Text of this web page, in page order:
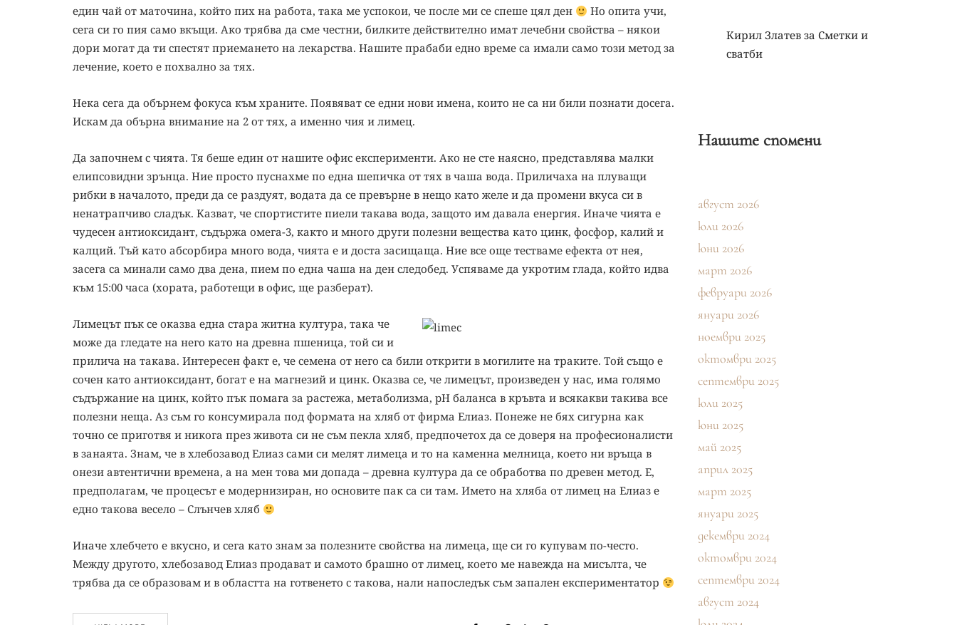
един чай от маточина, който пих на работа, така ме успокои, че после ми се спеше цял ден
Но опита учи,
сега си го пия само вкъщи. Ако трябва да сме честни, билките действително имат лечебни свойства – някои
дори могат да ти спестят приемането на лекарства. Нашите прабаби едно време са имали само този метод за
лечение, което е похвално за тях.
Нека сега да обърнем фокуса към храните. Появяват се едни нови имена, които не са ни били познати досега.
Искам да обърна внимание на 2 от тях, а именно чия и лимец.
Да започнем с чията. Тя беше един от нашите офис експерименти. Ако не сте наясно, представлява малки
елипсовидни зрънца. Ние просто пуснахме по една шепичка от тях в чаша вода. Приличаха на плуващи
рибки в началото, преди да се раздуят, водата да се превърне в нещо като желе и да промени вкуса си в
ненатрапчиво сладък. Казват, че спортистите пиели такава вода, защото им давала енергия. Иначе чията е
чудесен антиоксидант, съдържа омега-3, както и много други полезни вещества като цинк, фосфор, калий и
калций. Тъй като абсорбира много вода, чията е и доста засищаща. Ние все още тестваме ефекта от нея,
засега са минали само два дена, пием по една чаша на ден следобед. Успяваме да укротим глада, който идва
към 15:00 часа (хората, работещи в офис, ще разберат).
Лимецът пък се оказва една стара житна култура, така че
може да гледате на него като на древна пшеница, той си и
прилича на такава. Интересен факт е, че семена от него са били открити в могилите на траките. Той също е
сочен като антиоксидант, богат е на магнезий и цинк. Оказва се, че лимецът, произведен у нас, има голямо
съдържание на цинк, който пък помага за растежа, метаболизма, pH баланса в кръвта и всякакви такива все
полезни неща. Аз съм го консумирала под формата на хляб от фирма Елиаз. Понеже не бях сигурна как
точно се приготвя и никога през живота си не съм пекла хляб, предпочетох да се доверя на професионалисти
в занаята. Знам, че в хлебозавод Елиаз сами си мелят лимеца и то на каменна мелница, което ни връща в
онези автентични времена, а на мен това ми допада – древна култура да се обработва по древен метод. Е,
предполагам, че процесът е модернизиран, но основите пак са си там. Името на хляба от лимец на Елиаз е
едно такова весело – Слънчев хляб
Иначе хлебчето е вкусно, и сега като знам за полезните свойства на лимеца, ще си го купувам по-често.
Между другото, хлебозавод Елиаз продават и самото брашно от лимец, което ме навежда на мисълта, че
трябва да се образовам и в областта на готвенето с такова, нали напоследък съм запален експериментатор
Кирил Златевза Сметки и
сватби
Нашите спомени
август 2026
юли 2026
юни 2026
март 2026
февруари 2026
януари 2026
ноември 2025
октомври 2025
септември 2025
юли 2025
юни 2025
май 2025
април 2025
март 2025
януари 2025
декември 2024
октомври 2024
септември 2024
август 2024